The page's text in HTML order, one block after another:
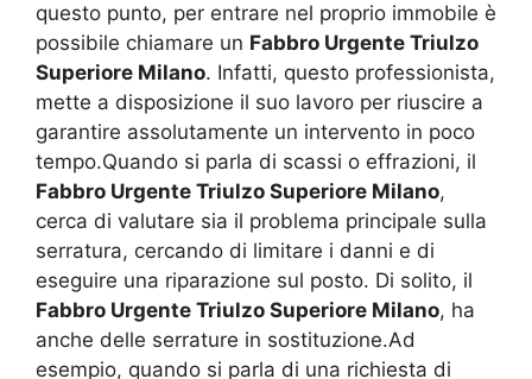
questo punto, per entrare nel proprio immobile è
possibile chiamare un Fabbro Urgente Triulzo
Superiore Milano. Infatti, questo professionista,
mette a disposizione il suo lavoro per riuscire a
garantire assolutamente un intervento in poco
tempo.Quando si parla di scassi o effrazioni, il
Fabbro Urgente Triulzo Superiore Milano,
cerca di valutare sia il problema principale sulla
serratura, cercando di limitare i danni e di
eseguire una riparazione sul posto. Di solito, il
Fabbro Urgente Triulzo Superiore Milano, ha
anche delle serrature in sostituzione.Ad
esempio, quando si parla di una richiesta di